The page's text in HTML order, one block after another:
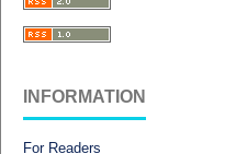
INFORMATION
For Readers